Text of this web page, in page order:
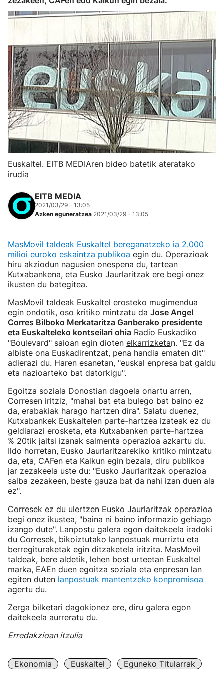
Euskaltel. EITB MEDIAren bideo batetik ateratako
irudia
EITB MEDIA
2021/03/29 - 13:05
Azken eguneratzea 2021/03/29 - 13:05
MasMovil taldeak Euskaltel bereganatzeko ia 2.000
milioi euroko eskaintza publikoa egin du. Operazioak
hiru akziodun nagusien onespena du, tartean
Kutxabankena, eta Eusko Jaurlaritzak ere begi onez
ikusten du bategitea.
MasMovil taldeak Euskaltel erosteko mugimendua
egin ondotik, oso kritiko mintzatu da Jose Angel
Corres Bilboko Merkataritza Ganberako presidente
eta Euskalteleko kontseilari ohia Radio Euskadiko
"Boulevard" saioan egin dioten elkarrizketan. "Ez da
albiste ona Euskadirentzat, pena handia ematen dit"
adierazi du. Haren esanetan, "euskal enpresa bat galdu
eta nazioarteko bat datorkigu".
Egoitza soziala Donostian dagoela onartu arren,
Corresen iritziz, "mahai bat eta bulego bat baino ez
da, erabakiak harago hartzen dira". Salatu duenez,
Kutxabankek Euskaltelen parte-hartzea izateak ez du
geldiarazi erosketa, eta Kutxabanken parte-hartzea
% 20tik jaitsi izanak salmenta operazioa azkartu du.
Ildo horretan, Eusko Jaurlaritzarekiko kritiko mintzatu
da, eta, CAFen eta Kaikun egin bezala, diru publikoa
jar zezakeela uste du: "Eusko Jaurlaritzak operazioa
salba zezakeen, beste gauza bat da nahi izan duen ala
ez".
Corresek ez du ulertzen Eusko Jaurlaritzak operazioa
begi onez ikustea, "baina ni baino informazio gehiago
izango dute". Lanpostu galera egon daitekeela iradoki
du Corresek, bikoiztutako lanpostuak murriztu eta
berregituraketak egin ditzaketela iritzita. MasMovil
taldeak, bere aldetik, lehen bost urteetan Euskaltel
marka, EAEn duen egoitza soziala eta enpresan lan
egiten duten lanpostuak mantentzeko konpromisoa
agertu du.
Zerga bilketari dagokionez ere, diru galera egon
daitekeela aurreratu du.
Erredakzioan itzulia
Ekonomia Euskaltel Eguneko Titularrak